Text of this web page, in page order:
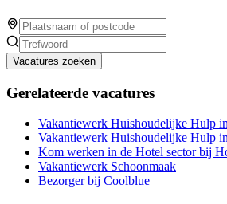
Vacatures zoeken
Gerelateerde vacatures
Vakantiewerk Huishoudelijke Hulp
Vakantiewerk Huishoudelijke Hulp
Kom werken in de Hotel sector bij
Vakantiewerk Schoonmaak
Bezorger bij Coolblue